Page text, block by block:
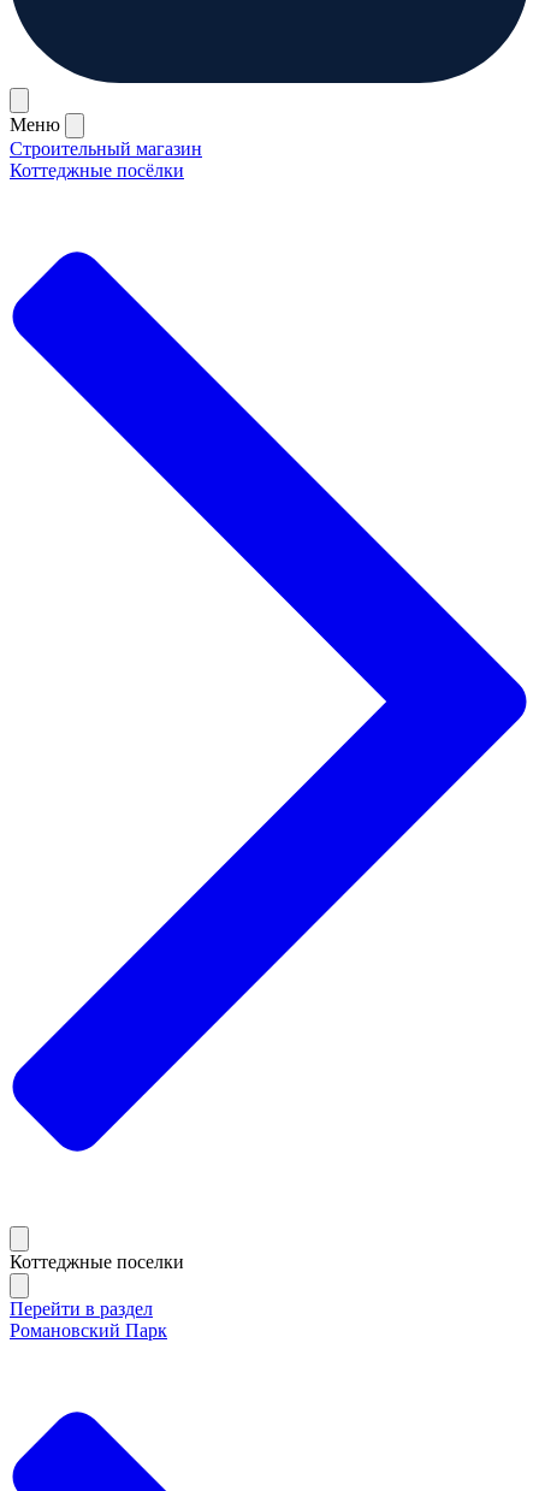
Меню
Строительный магазин
Коттеджные посёлки
Коттеджные поселки
Перейти в раздел
Романовский Парк